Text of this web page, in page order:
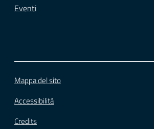
Eventi
Mappa del sito
Accessibilità
Credits